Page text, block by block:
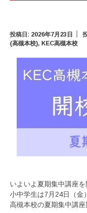
投稿日: 2026年7月23日
(高槻本校), KEC高槻本校
いよいよ夏期集中講座を
小中学生は7月24日（金
高槻本校の夏期集中講座